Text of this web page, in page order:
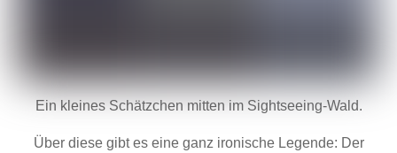
Ein kleines Schätzchen mitten im Sightseeing-Wald.
Über diese gibt es eine ganz ironische Legende: Der